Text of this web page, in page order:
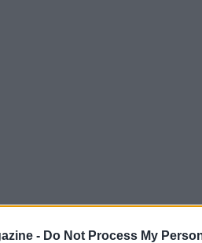
- Do Not Process My